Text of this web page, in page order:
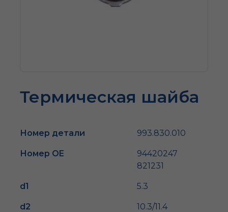
Термическая шайба
Номер детали 993.830.010
Номер OE
94420247
821231
d1 5.3
d2 10.3/11.4